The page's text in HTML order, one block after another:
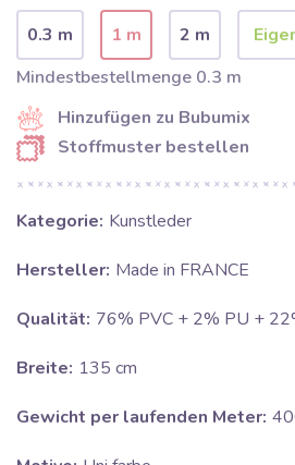
0.3 m 1 m
2 m
Mindestbestellmenge 0.3 m
Hinzufügen zu Bubumix
Stoffmuster bestellen
Kategorie: Kunstleder
Hersteller: Made in FRANCE
Qualität: 76% PVC + 2% PU +
Breite: 135 cm
Gewicht per laufenden Meter: